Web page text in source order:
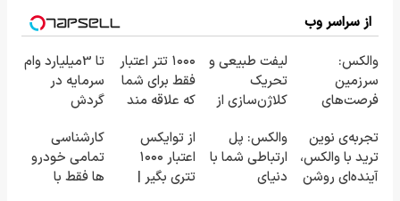
از سراسر وب
والکس:
سرزمین
فرصت‌های
دیجیتال شما
لیفت طبیعی و
تحریک
کلاژن‌سازی از
24ماه
ماندگاری ✅
جوان شو
۱۰۰۰ تتر اعتبار
فقط برای شما
که علاقه مند
هستید !
تا 3میلیارد وام
سرمایه در
گردش
فروشگاهت رو
ثبت کن
تجربه‌ی نوین
ترید با والکس،
آینده‌ای روشن
والکس: پل
ارتباطی شما با
دنیای
از توایکس
اعتبار ۱۰۰۰
تتری بگیر |
کارشناسی
تمامی خودرو
ها فقط با